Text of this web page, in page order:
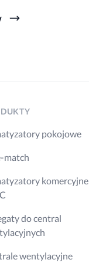
pokojowe
match
komercyjne
do central
wentylacyjne